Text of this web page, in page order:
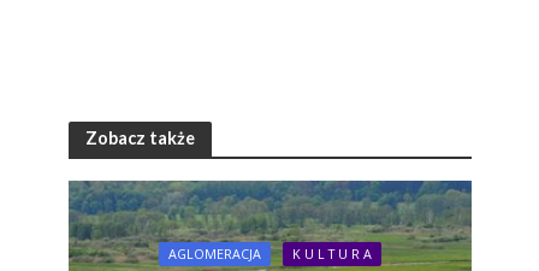
Zobacz także
AGLOMERACJA K U L T U R A